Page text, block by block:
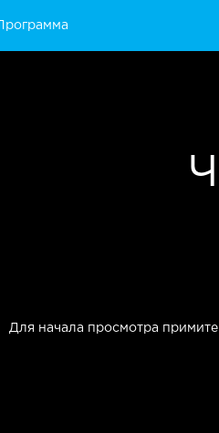
Программа
Для начала просмотра примите